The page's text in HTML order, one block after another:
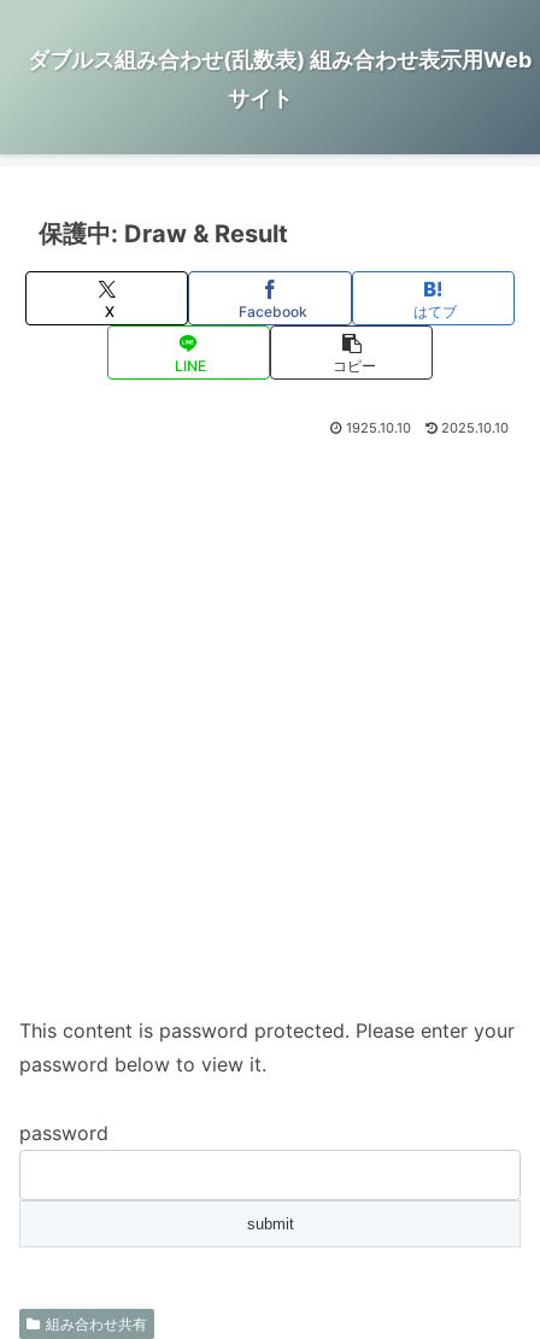
ダブルス組み合わせ(乱数表) 組み合わせ表示用Web
サイト
保護中: Draw & Result
X Facebook はてブ
LINE コピー
1925.10.10 2025.10.10
This content is password protected. Please enter your
password below to view it.
password
組み合わせ共有